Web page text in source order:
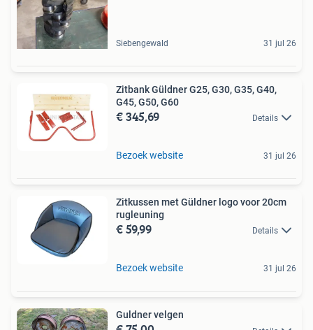
Siebengewald 31 jul 26
Zitbank Güldner G25, G30, G35, G40,
G45, G50, G60
€ 345,69 Details
Bezoek website 31 jul 26
Zitkussen met Güldner logo voor 20cm
rugleuning
€ 59,99 Details
Bezoek website 31 jul 26
Guldner velgen